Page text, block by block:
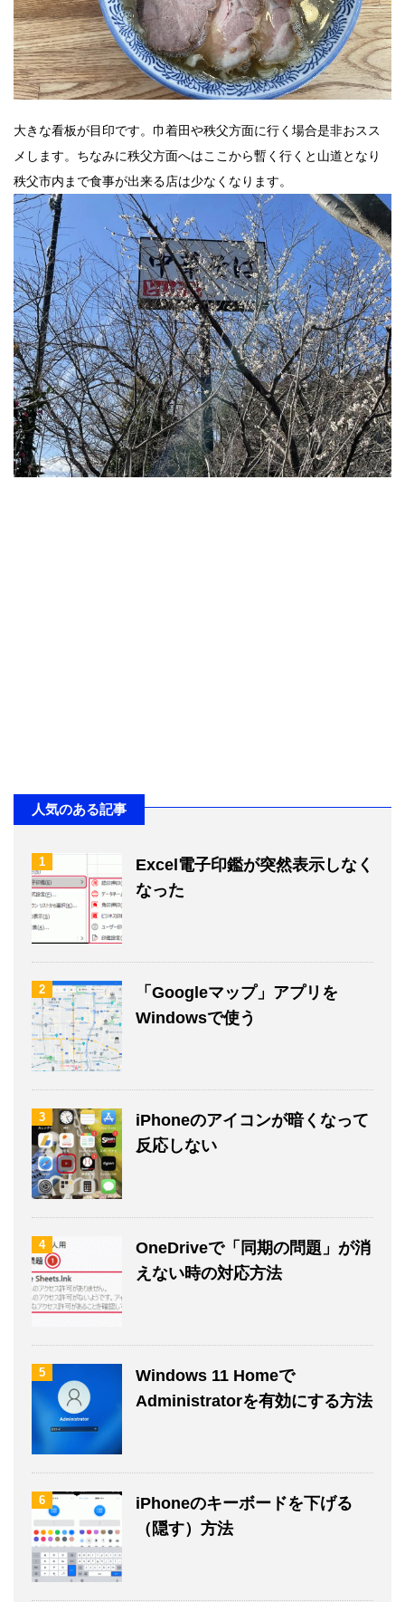
大きな看板が目印です。巾着田や秩父方面に行く場合是非おスス
メします。ちなみに秩父方面へはここから暫く行くと山道となり
秩父市内まで食事が出来る店は少なくなります。
人気のある記事
1
Excel電子印鑑が突然表示しなく
なった
2
「Googleマップ」アプリを
Windowsで使う
3
iPhoneのアイコンが暗くなって
反応しない
4
OneDriveで「同期の問題」が消
えない時の対応方法
5
Windows 11 Homeで
Administratorを有効にする方法
6
iPhoneのキーボードを下げる
（隠す）方法